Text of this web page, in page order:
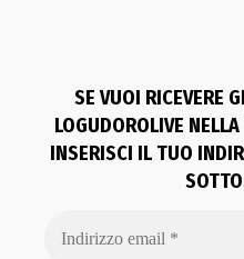
SE VUOI RICEVERE
LOGUDOROLIVE
INSERISCI IL TUO